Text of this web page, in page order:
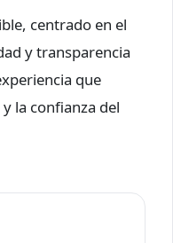
centrado en el
y transparencia
que
la confianza del